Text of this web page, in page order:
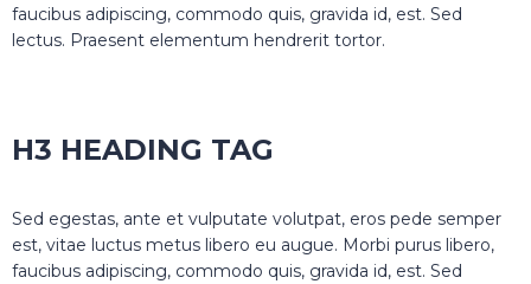
faucibus adipiscing, commodo quis, gravida id, est. Sed
lectus. Praesent elementum hendrerit tortor.
H3 HEADING TAG
Sed egestas, ante et vulputate volutpat, eros pede semper
est, vitae luctus metus libero eu augue. Morbi purus libero,
faucibus adipiscing, commodo quis, gravida id, est. Sed